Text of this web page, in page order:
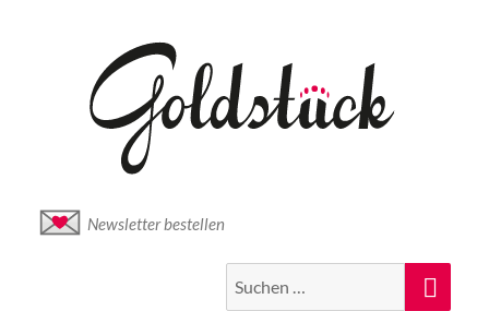
Newsletter bestellen
nach: